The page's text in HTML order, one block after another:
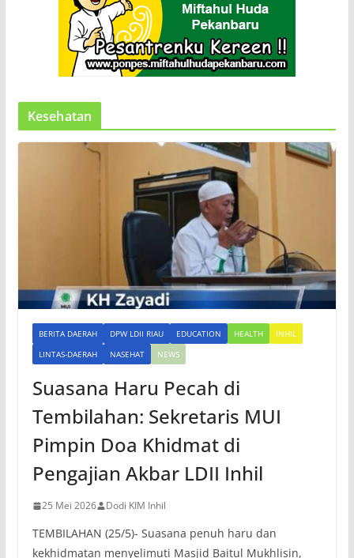
Kesehatan
BERITA DAERAH DPW LDII RIAU EDUCATION HEALTH
INHIL
LINTAS-DAERAH
NASEHAT NEWS
Suasana Haru Pecah di
Tembilahan: Sekretaris MUI
Pimpin Doa Khidmat di
Pengajian Akbar LDII Inhil
25 Mei 2026 Dodi KIM Inhil
TEMBILAHAN (25/5)- Suasana penuh haru dan
kekhidmatan menyelimuti Masjid Baitul Mukhlisin,